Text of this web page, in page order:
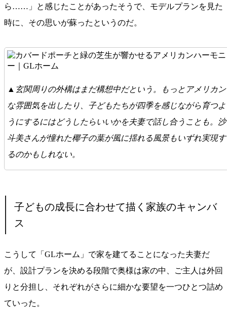
ら……」と感じたことがあったそうで、モデルプランを見た
時に、その思いが蘇ったというのだ。
▲玄関周りの外構はまだ構想中だという。もっとアメリカン
な雰囲気を出したり、子どもたちが四季を感じながら育つよ
うにするにはどうしたらいいかを夫妻で話し合うことも。沙
斗美さんが憧れた椰子の葉が風に揺れる風景もいずれ実現す
るのかもしれない。
子どもの成長に合わせて描く家族のキャンバ
ス
こうして「GLホーム」で家を建てることになった夫妻だ
が、設計プランを決める段階で奥様は家の中、ご主人は外回
りと分担し、それぞれがさらに細かな要望を一つひとつ詰め
ていった。